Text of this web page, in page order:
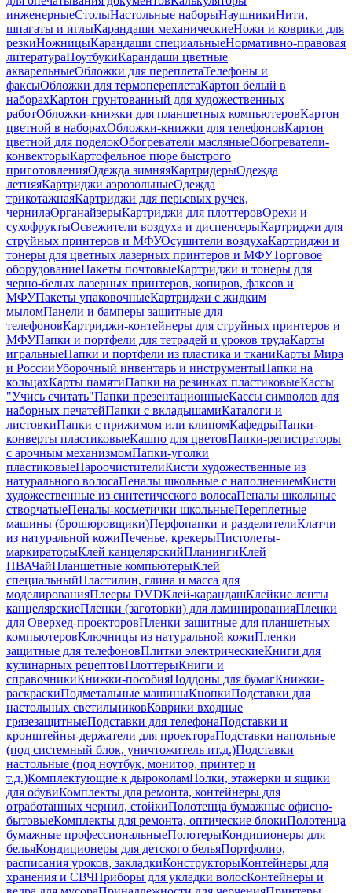
инженерныеСтолыНастольные наборыНаушникиНити,
шпагаты и иглыКарандаши механическиеНожи и коврики для
резкиНожницыКарандаши специальныеНормативно-правовая
литератураНоутбукиКарандаши цветные
акварельныеОбложки для переплетаТелефоны и
факсыОбложки для термопереплетаКартон белый в
наборахКартон грунтованный для художественных
работОбложки-книжки для планшетных компьютеровКартон
цветной в наборахОбложки-книжки для телефоновКартон
цветной для поделокОбогреватели масляныеОбогреватели-
конвекторыКартофельное пюре быстрого
приготовленияОдежда зимняяКартридерыОдежда
летняяКартриджи аэрозольныеОдежда
трикотажнаяКартриджи для перьевых ручек,
чернилаОрганайзерыКартриджи для плоттеровОрехи и
сухофруктыОсвежители воздуха и диспенсерыКартриджи для
струйных принтеров и МФУОсушители воздухаКартриджи и
тонеры для цветных лазерных принтеров и МФУТорговое
оборудованиеПакеты почтовыеКартриджи и тонеры для
черно-белых лазерных принтеров, копиров, факсов и
МФУПакеты упаковочныеКартриджи с жидким
мыломПанели и бамперы защитные для
телефоновКартриджи-контейнеры для струйных принтеров и
МФУПапки и портфели для тетрадей и уроков трудаКарты
игральныеПапки и портфели из пластика и тканиКарты Мира
и РоссииУборочный инвентарь и инструментыПапки на
кольцахКарты памятиПапки на резинках пластиковыеКассы
"Учись считать"Папки презентационныеКассы символов для
наборных печатейПапки с вкладышамиКаталоги и
листовкиПапки с прижимом или клипомКафедрыПапки-
конверты пластиковыеКашпо для цветовПапки-регистраторы
с арочным механизмомПапки-уголки
пластиковыеПароочистителиКисти художественные из
натурального волосаПеналы школьные с наполнениемКисти
художественные из синтетического волосаПеналы школьные
створчатыеПеналы-косметички школьныеПереплетные
машины (брошюровщики)Перфопапки и разделителиКлатчи
из натуральной кожиПеченье, крекерыПистолеты-
маркираторыКлей канцелярскийПланингиКлей
ПВАЧайПланшетные компьютерыКлей
специальныйПластилин, глина и масса для
моделированияПлееры DVDКлей-карандашКлейкие ленты
канцелярскиеПленки (заготовки) для ламинированияПленки
для Оверхед-проекторовПленки защитные для планшетных
компьютеровКлючницы из натуральной кожиПленки
защитные для телефоновПлитки электрическиеКниги для
кулинарных рецептовПлоттерыКниги и
справочникиКнижки-пособияПоддоны для бумагКнижки-
раскраскиПодметальные машиныКнопкиПодставки для
настольных светильниковКоврики входные
грязезащитныеПодставки для телефонаПодставки и
кронштейны-держатели для проектораПодставки напольные
(под системный блок, уничтожитель ит.д.)Подставки
настольные (под ноутбук, монитор, принтер и
т.д.)Комплектующие к дыроколамПолки, этажерки и ящики
для обувиКомплекты для ремонта, контейнеры для
отработанных чернил, стойкиПолотенца бумажные офисно-
бытовыеКомплекты для ремонта, оптические блокиПолотенца
бумажные профессиональныеПолотерыКондиционеры для
бельяКондиционеры для детского бельяПортфолио,
расписания уроков, закладкиКонструкторыКонтейнеры для
хранения и СВЧПриборы для укладки волосКонтейнеры и